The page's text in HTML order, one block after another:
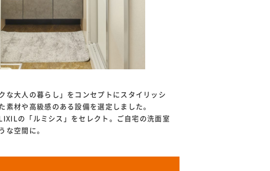
な大人の暮らし」をコンセプトにスタイリッシ
素材や高級感のある設備を選定しました。
の「ルミシス」をセレクト。ご自宅の洗面室
な空間に。